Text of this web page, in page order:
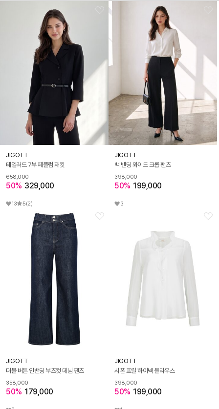
JIGOTT
테일러드 7부 페플럼 재킷
658,000
50% 329,000
13 5(2)
JIGOTT
백 밴딩 와이드 크롭 팬츠
398,000
50% 199,000
3
JIGOTT
더블 버튼 인밴딩 부츠컷 데님 팬츠
358,000
50% 179,000
JIGOTT
시폰 프릴 하이넥 블라우스
398,000
50% 199,000